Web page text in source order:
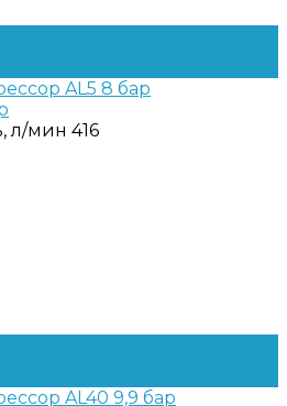
л/мин 416